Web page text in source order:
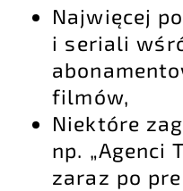
Najwięcej
i seriali
filmów,
Niektóre
np. „Agenci
zaraz po